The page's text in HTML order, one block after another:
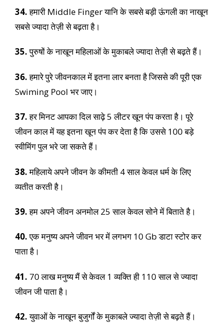
34.हमारी Middle Finger यानि के सबसे बड़ी ऊंगली का नाखून
सबसे ज्यादा तेज़ी से बढ़ता है।
35.पुरुषों के नाखून महिलाओं के मुकाबले ज्यादा तेज़ी से बढ़ते हैं।
36.हमारे पुरे जीवनकाल में इतना लार बनता है जिससे की पूरी एक
Swiming Pool भर जाए।
37.हर मिनट आपका दिल साढ़े 5 लीटर खून पंप करता है। पूरे
जीवन काल में यह इतना खून पंप कर देता है कि उससे 100 बड़े
स्वीमिंग पुल भरे जा सकते हैं।
38.महिलाये अपने जीवन के कीमती 4 साल केवल धर्म के लिए
व्यतीत करती है।
39.हम अपने जीवन अनमोल 25 साल केवल सोने में बिताते है।
40.एक मनुष्य अपने जीवन भर में लगभग 10 Gb डाटा स्टोर कर
पाता है।
41. 70 लाख मनुष्य मैं से केवल 1 व्यक्ति ही 110 साल से ज्यादा
जीवन जी पाता है।
42.युवाओं के नाखून बुजुर्गों के मुकाबले ज्यादा तेज़ी से बढ़ते हैं।